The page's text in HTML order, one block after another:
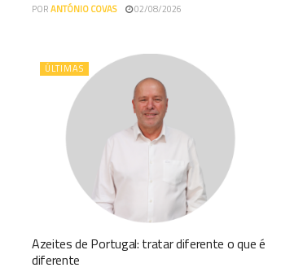
PORANTÓNIO COVAS 02/08/2026
ÚLTIMAS
Azeites de Portugal: tratar diferente o que é
diferente